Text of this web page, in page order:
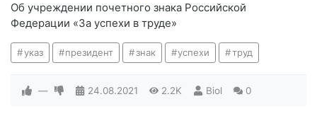
Об учреждении почетного знака Российской
Федерации «За успехи в труде»
указ президент знак успехи труд
— 24.08.2021 2.2K Biol 0